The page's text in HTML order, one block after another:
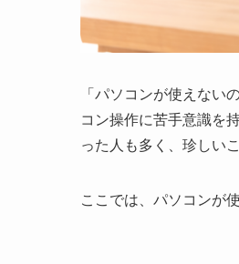
「パソコンが使えない
コン操作に苦手意識を
った人も多く、珍しい
ここでは、パソコンが